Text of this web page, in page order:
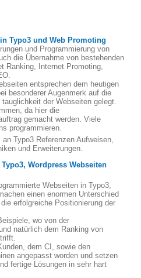
Typo3 und Web Promoting
und Programmierung von
die Übernahme von bestehenden
Ranking, Internet Promoting,
entsprechen dem heutigen
besonderer Augenmerk auf die
der Webseiten gelegt.
da hier die
gemacht werden. Viele
programmieren.
Typo3 Referenzen Aufweisen,
und Erweiterungen.
Wordpress Webseiten
Webseiten in Typo3,
einen enormen Unterschied
erfolgreiche Positionierung der
wo von der
natürlich dem Ranking von
dem CI, sowie den
angepasst worden und setzen
fertige Lösungen in sehr hart